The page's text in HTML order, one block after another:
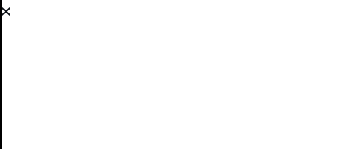
Voici quelques détails supplémentaires sur le
◉ Un accueil personnalisé : les clients sont